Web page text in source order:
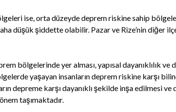
ise, orta düzeyde deprem riskine sahip
düşük şiddette olabilir. Pazar ve Rize’nin diğer
bölgelerinde yer alması, yapısal dayanıklılık
yaşayan insanların deprem riskine karşı
depreme karşı dayanıklı şekilde inşa edilmesi
taşımaktadır.